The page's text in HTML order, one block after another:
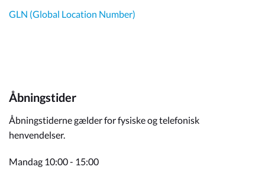
GLN (Global Location Number)
Åbningstider
Åbningstiderne gælder for fysiske og telefonisk
henvendelser.
Mandag 10:00 - 15:00